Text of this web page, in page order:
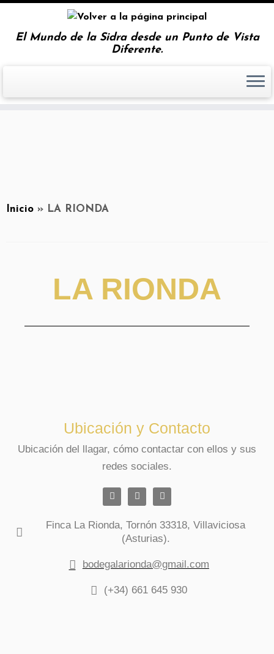
El Mundo de la Sidra desde un Punto de Vista
Diferente.
Inicio » LA RIONDA
LA RIONDA
Ubicación y Contacto
Ubicación del llagar, cómo contactar con ellos y sus
redes sociales.
Finca La Rionda, Tornón 33318, Villaviciosa
(Asturias).
bodegalarionda@gmail.com
(+34) 661 645 930